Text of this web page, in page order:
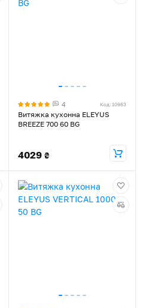
4 Код: 10963
Витяжка кухонна ELEYUS
BREEZE 700 60 BG
4029 ₴